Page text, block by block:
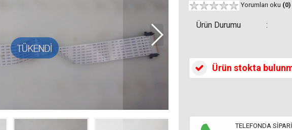
Yorumları oku (0)
Ürün Durumu :
Ürün stokta
TELEFONDA